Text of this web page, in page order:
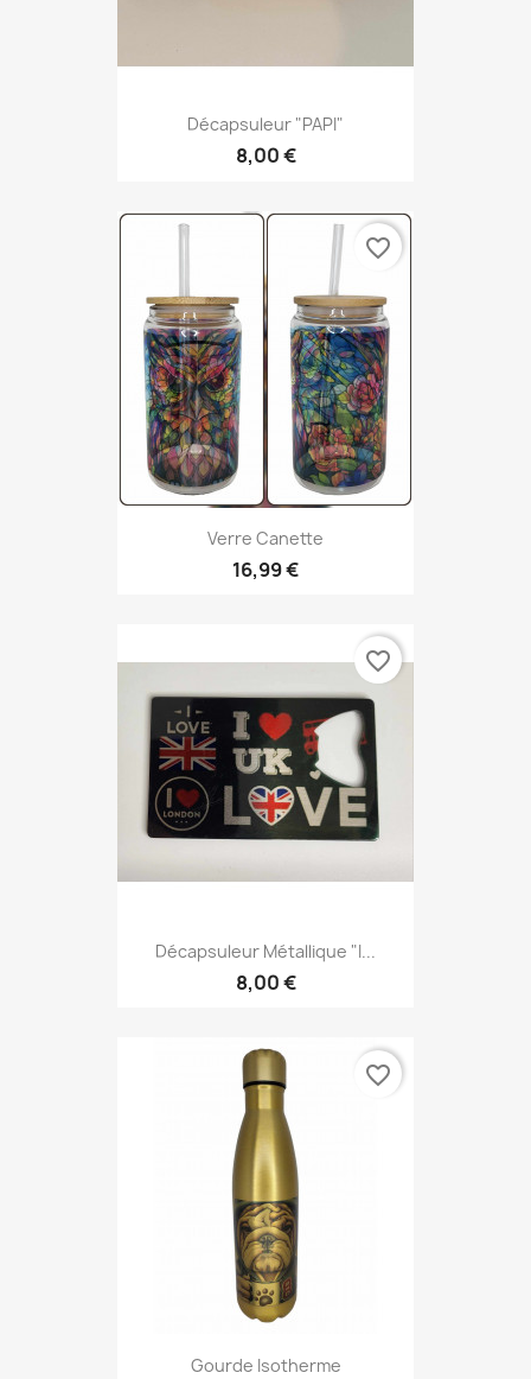
Décapsuleur "PAPI"
8,00 €
Verre Canette
16,99 €
favorite_border
Décapsuleur Métallique "I...
8,00 €
favorite_border
Gourde Isotherme
favorite_border